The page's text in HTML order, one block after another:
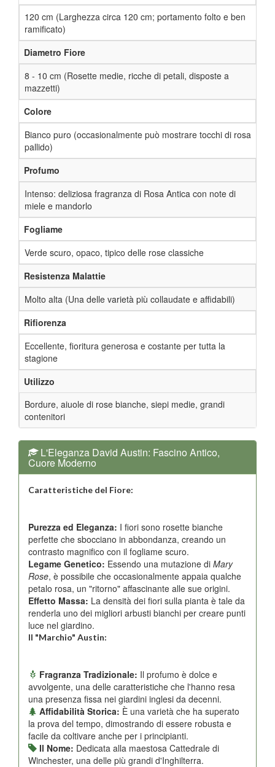
120 cm (Larghezza circa 120 cm; portamento folto e ben
ramificato)
Diametro Fiore
8 - 10 cm (Rosette medie, ricche di petali, disposte a
mazzetti)
Colore
Bianco puro (occasionalmente può mostrare tocchi di rosa
pallido)
Profumo
Intenso: deliziosa fragranza di Rosa Antica con note di
miele e mandorlo
Fogliame
Verde scuro, opaco, tipico delle rose classiche
Resistenza Malattie
Molto alta (Una delle varietà più collaudate e affidabili)
Rifiorenza
Eccellente, fioritura generosa e costante per tutta la
stagione
Utilizzo
Bordure, aiuole di rose bianche, siepi medie, grandi
contenitori
L'Eleganza David Austin: Fascino Antico,
Cuore Moderno
Caratteristiche del Fiore:
Purezza ed Eleganza: I fiori sono rosette bianche
perfette che sbocciano in abbondanza, creando un
contrasto magnifico con il fogliame scuro.
Legame Genetico: Essendo una mutazione di Mary
Rose, è possibile che occasionalmente appaia qualche
petalo rosa, un "ritorno" affascinante alle sue origini.
Effetto Massa: La densità dei fiori sulla pianta è tale da
renderla uno dei migliori arbusti bianchi per creare punti
luce nel giardino.
Il "Marchio" Austin:
Fragranza Tradizionale: Il profumo è dolce e
avvolgente, una delle caratteristiche che l'hanno resa
una presenza fissa nei giardini inglesi da decenni.
Affidabilità Storica: È una varietà che ha superato
la prova del tempo, dimostrando di essere robusta e
facile da coltivare anche per i principianti.
Il Nome: Dedicata alla maestosa Cattedrale di
Winchester, una delle più grandi d'Inghilterra.